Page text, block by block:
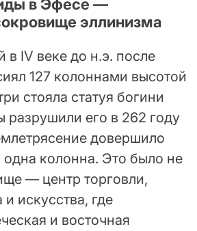
в Эфесе —
эллинизма
в IV веке до н.э. после
127 колоннами высотой
стояла статуя богини
разрушили его в 262 году
довершило
одна колонна. Это было не
— центр торговли,
искусства, где
и восточная